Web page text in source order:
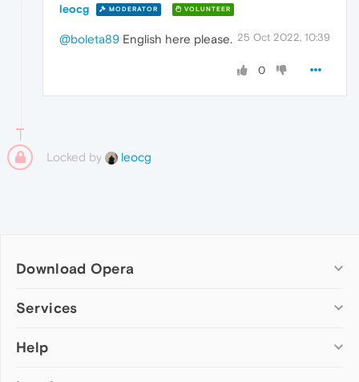
leocg MODERATOR VOLUNTEER
25 Oct 2022, 10:39
@boleta89 English here please.
0
Locked by leocg
Download Opera
Computer browsers
Opera for Mac
Services
Add-ons
Help